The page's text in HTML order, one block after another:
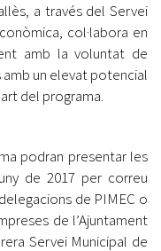
a través del Servei
col·labora en
amb la voluntat de
un elevat potencial
del programa.
podran presentar les
de 2017 per correu
de PIMEC o
de l’Ajuntament
Servei Municipal de